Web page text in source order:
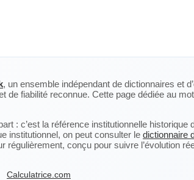
, un ensemble indépendant de dictionnaires et
de fiabilité reconnue. Cette page dédiée au mot
: c’est la référence institutionnelle
institutionnel, on peut consulter le dictionnaire
conçu pour suivre l’évolution
Calculatrice.com